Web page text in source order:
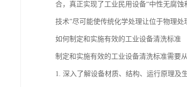
合，真正实现了工业民用设备“中性无腐
技术”尽可能使传统化学处理让位于物理处
如何制定和实施有效的工业设备清洗标准
制定和实施有效的工业设备清洗标准需要
1. 深入了解设备材质、结构、运行原理及